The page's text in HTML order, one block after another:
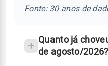
Fonte: 30 anos de
Quanto já
de agosto/2026?